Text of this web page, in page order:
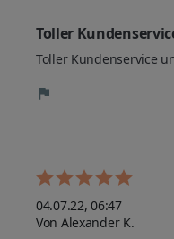
Toller
Toller Kundenservice
04.07.22, 06:47
Von Alexander K.